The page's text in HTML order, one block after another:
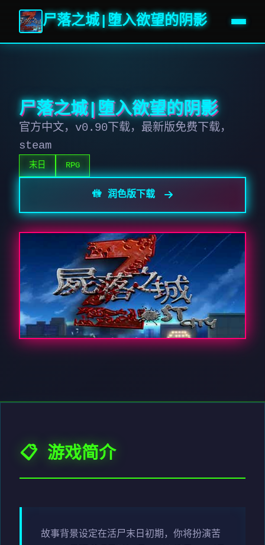
尸落之城|堕入欲望的阴影
尸落之城|堕入欲望的阴影
官方中文，v0.90下载，最新版免费下载，
steam
末日 RPG
🚻 润色版下载
📋 游戏简介
故事背景设定在活尸末日初期，你将扮演苦